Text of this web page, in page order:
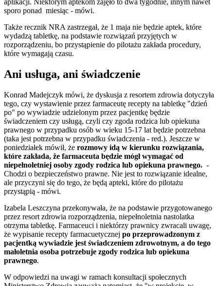
aplikacji. Niektórym aptekom zajęło to dwa tygodnie, innym nawet
sporo ponad miesiąc - mówi.
Także recznik NRA zastrzegał, że 1 maja nie będzie aptek, które
wydadzą tabletkę, na podstawie rozwiązań przyjętych w
rozporządzeniu, bo przystąpienie do pilotażu zakłada procedury,
które wymagają czasu.
Ani usługa, ani świadczenie
Konrad Madejczyk mówi, że dyskusja z resortem zdrowia dotyczyła
tego, czy wystawienie przez farmaceutę recepty na tabletkę "dzień
po" po wywiadzie udzielonym przez pacjentkę będzie
świadczeniem czy usługą, czyli czy zgoda rodzica lub opiekuna
prawnego w przypadku osób w wieku 15-17 lat będzie potrzebna
(taka jest potrzebna w przypadku świadczenia - red.). Jeszcze w
poniedziałek mówił, że rozmowy idą w kierunku rozwiązania,
które zakłada, że farmaceuta będzie mógł wymagać od
niepełnoletniej osoby zgody rodzica lub opiekuna prawnego. -
Chodzi o bezpieczeństwo prawne. Nie jest to rozwiązanie idealne,
ale przyczyni się do tego, że będą apteki, które do pilotażu
przystąpią - mówi.
Izabela Leszczyna przekonywała, że na podstawie przygotowanego
przez resort zdrowia rozporządzenia, niepełnoletnia nastolatka
otrzyma tabletkę. Farmaceuci i niektórzy prawnicy zwracali uwagę,
że wypisanie recepty farmacuetycznej po przeprowadzonym z
pacjentką wywiadzie jest świadczeniem zdrowotnym, a do tego
małoletnia osoba potrzebuje zgody rodzica lub opiekuna
prawnego.
W odpowiedzi na uwagi w ramach konsultacji społecznych